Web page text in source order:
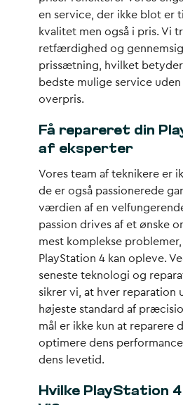
en service, der ikke blot er
kvalitet men også i pris. Vi
retfærdighed og
prissætning, hvilket
bedste mulige service
overpris.
Få repareret din
af eksperter
Vores team af teknikere er
de er også passionerede
værdien af en
passion drives af et ønske
mest komplekse
PlayStation 4 kan opleve.
seneste teknologi og
sikrer vi, at hver reparation
højeste standard af
mål er ikke kun at reparere
optimere dens
dens levetid.
Hvilke PlayStation